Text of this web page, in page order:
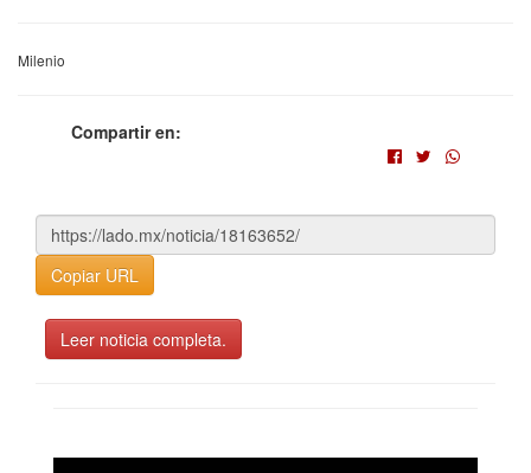
Milenio
Compartir en:
Copiar URL
Leer noticia completa.